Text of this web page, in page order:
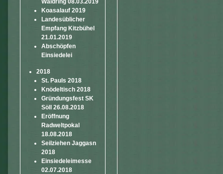
Waidring 08.03.2019
Koasalauf 2019
Landesüblicher
Empfang Kitzbühel
21.01.2019
Abschöpfen
Einsiedelei
2018
St. Pauls 2018
Knödeltisch 2018
Gründungsfest SK
Söll 26.08.2018
Eröffnung
Radweltpokal
18.08.2018
Seilziehen Jaggasn
2018
Einsiedeleimesse
02.07.2018